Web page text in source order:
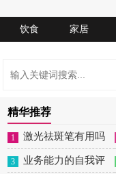
饮食 家居
精华推荐
1 激光祛斑笔有用吗
3 业务能力的自我评